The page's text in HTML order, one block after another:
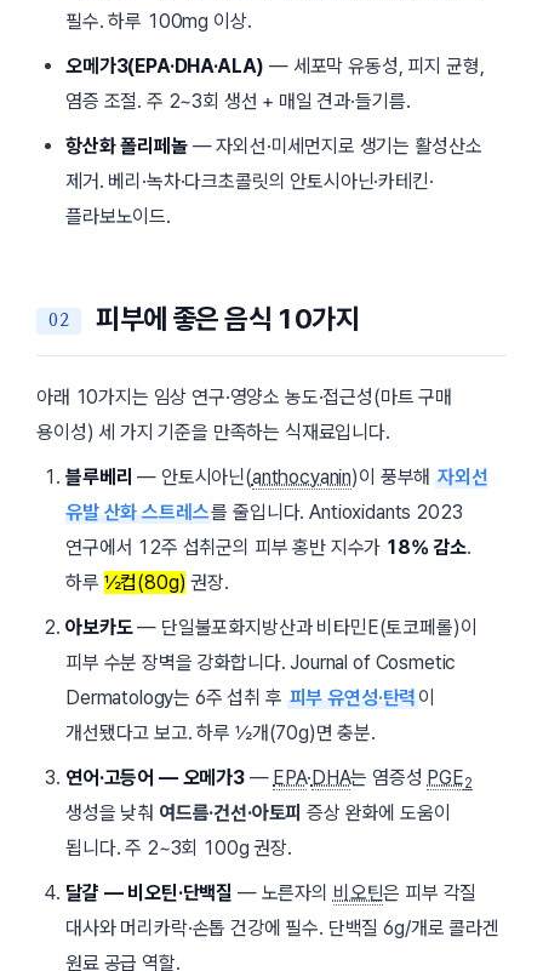
필수. 하루 100mg 이상.
오메가3(EPA·DHA·ALA) — 세포막 유동성, 피지 균형,
염증 조절. 주 2~3회 생선 + 매일 견과·들기름.
항산화 폴리페놀— 자외선·미세먼지로 생기는 활성산소
제거. 베리·녹차·다크초콜릿의 안토시아닌·카테킨·
플라보노이드.
피부에 좋은 음식 10가지
아래 10가지는 임상 연구·영양소 농도·접근성(마트 구매
용이성) 세 가지 기준을 만족하는 식재료입니다.
블루베리 — 안토시아닌(anthocyanin)이 풍부해 자외선
유발 산화 스트레스를 줄입니다.Antioxidants 2023
연구에서 12주 섭취군의 피부 홍반 지수가 18% 감소.
하루 ½컵(80g) 권장.
아보카도— 단일불포화지방산과 비타민E(토코페롤)이
피부 수분 장벽을 강화합니다.Journal of Cosmetic
Dermatology는 6주 섭취 후 피부 유연성·탄력 이
개선됐다고 보고. 하루 ½개(70g)면 충분.
연어·고등어 — 오메가3— EPA·DHA는 염증성 PGE2
생성을 낮춰 여드름·건선·아토피 증상 완화에 도움이
됩니다. 주 2~3회 100g 권장.
달걀 — 비오틴·단백질 — 노른자의 비오틴은 피부 각질
대사와 머리카락·손톱 건강에 필수. 단백질 6g/개로 콜라겐
원료 공급 역할.